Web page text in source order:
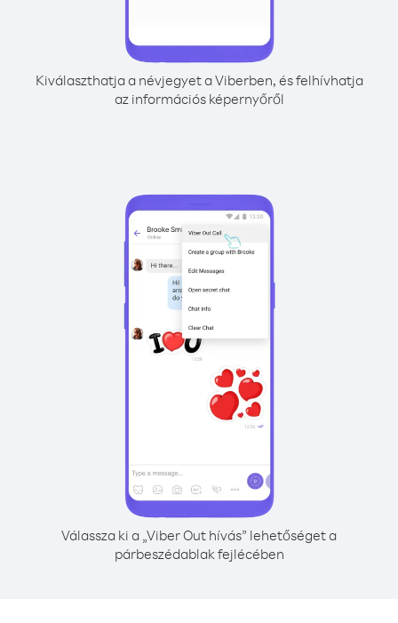
Kiválaszthatja a névjegyet a Viberben, és felhívhatja
az információs képernyőről
Válassza ki a „Viber Out hívás” lehetőséget a
párbeszédablak fejlécében